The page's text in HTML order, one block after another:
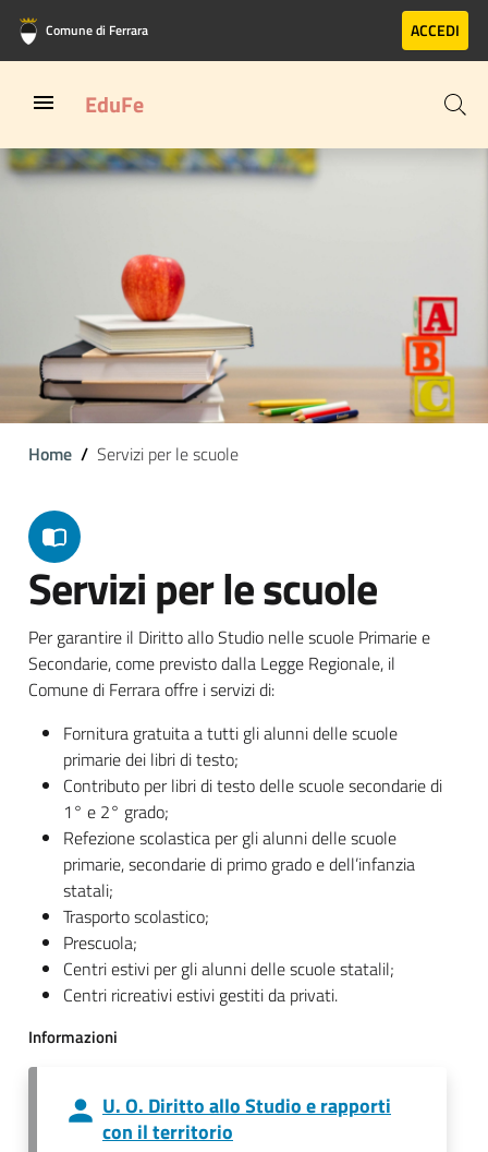
Vai al contenuto principale
Vai al footer
Comune di Ferrara ACCEDI
EduFe
Home Servizi per le scuole
Servizi per le scuole
Per garantire il Diritto allo Studio nelle scuole Primarie e
Secondarie, come previsto dalla Legge Regionale, il
Comune di Ferrara offre i servizi di:
Fornitura gratuita a tutti gli alunni delle scuole
primarie dei libri di testo;
Contributo per libri di testo delle scuole secondarie di
1° e 2° grado;
Refezione scolastica per gli alunni delle scuole
primarie, secondarie di primo grado e dell’infanzia
statali;
Trasporto scolastico;
Prescuola;
Centri estivi per gli alunni delle scuole statalil;
Centri ricreativi estivi gestiti da privati.
Informazioni
U. O. Diritto allo Studio e rapporti
con il territorio